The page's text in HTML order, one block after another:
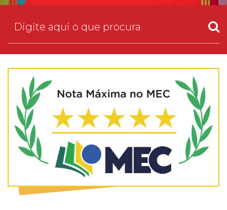
Biblioteca
Contatos
Calendário acadêmico
Internacionalização
UATI